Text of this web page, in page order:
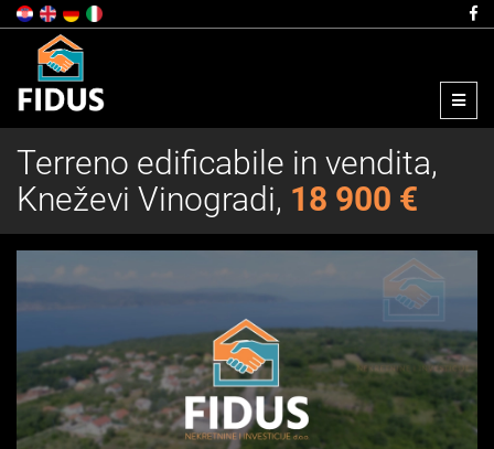
Menu
Terreno edificabile in vendita,
Kneževi Vinogradi, 18 900 €